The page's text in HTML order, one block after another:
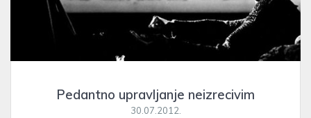
Pedantno upravljanje neizrecivim
30.07.2012.